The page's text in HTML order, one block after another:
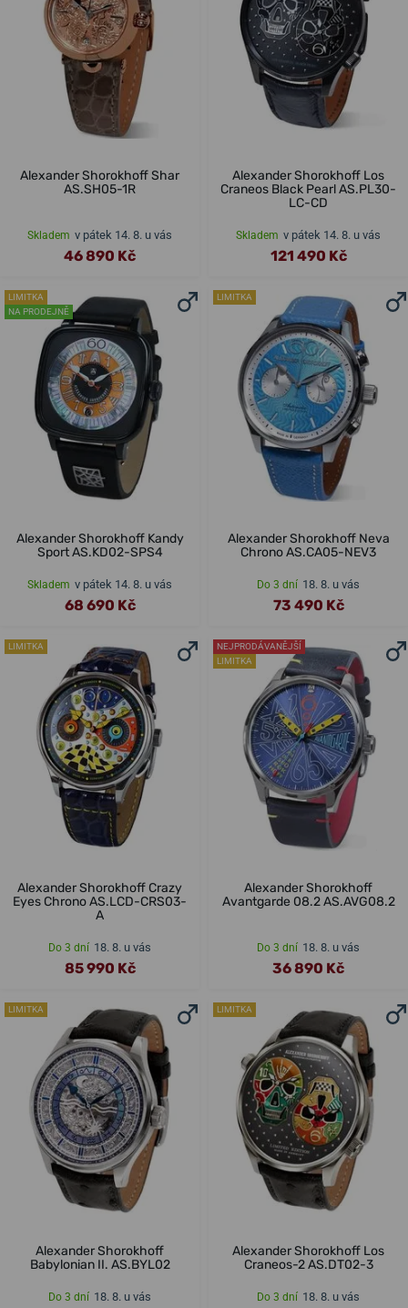
Alexander Shorokhoff Shar
AS.SH05-1R
Skladem v pátek 14. 8. u vás
46 890 Kč
Alexander Shorokhoff Los
Craneos Black Pearl AS.PL30-
LC-CD
Skladem v pátek 14. 8. u vás
121 490 Kč
LIMITKA
NA PRODEJNĚ
Alexander Shorokhoff Kandy
Sport AS.KD02-SPS4
Skladem v pátek 14. 8. u vás
68 690 Kč
LIMITKA
Alexander Shorokhoff Neva
Chrono AS.CA05-NEV3
Do 3 dní 18. 8. u vás
73 490 Kč
LIMITKA
Alexander Shorokhoff Crazy
Eyes Chrono AS.LCD-CRS03-
A
Do 3 dní 18. 8. u vás
85 990 Kč
NEJPRODÁVANĚJŠÍ
LIMITKA
Alexander Shorokhoff
Avantgarde 08.2 AS.AVG08.2
Do 3 dní 18. 8. u vás
36 890 Kč
LIMITKA
Alexander Shorokhoff
Babylonian II. AS.BYL02
Do 3 dní 18. 8. u vás
LIMITKA
Alexander Shorokhoff Los
Craneos-2 AS.DT02-3
Do 3 dní 18. 8. u vás